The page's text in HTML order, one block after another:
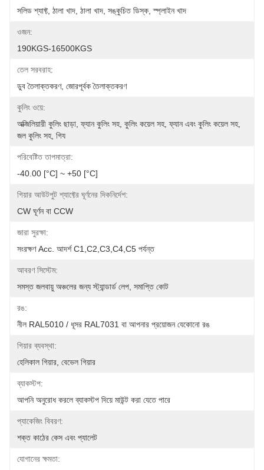
সলিড শ্যাফ্ট, ঠালা খাদ, ঠালা খাদ, সঙ্কুচিত ডিস্ক, স্প্লাইন খাদ
ওজন:
190KGS-16500KGS
তেল সরবরাহ:
ডুব তৈলাক্তকরণ, জোরপূর্বক তৈলাক্তকরণ
কুলিং ওয়ে:
অক্জিলিয়ারী কুলিং ছাড়া, ফ্যান কুলিং সহ, কুলিং কয়েল সহ, ফ্যান এবং কুলিং কয়েল সহ,
জল কুলিং সহ, গিয
পরিবেষ্টিত তাপমাত্রা:
-40.00 [°C] ~ +50 [°C]
গিয়ার আউটপুট শ্যাফ্টের ঘূর্ণনের দিকনির্দেশ:
CW ঘূর্ণন বা CCW
জারা সুরক্ষা:
সংরক্ষণ Acc. আদর্শ C1,C2,C3,C4,C5 পর্যন্ত
আবরণ সিস্টেম:
সমস্ত জলবায়ু অঞ্চলের জন্য স্ট্যান্ডার্ড লেপ, সমাপ্তি কোট
রঙ:
নীল RAL5010 / ধূসর RAL7031 বা আপনার প্রয়োজন যেকোনো রঙ
গিয়ার ব্যবস্থা:
হেলিকাল গিয়ার, বেভেল গিয়ার
ব্যাকস্টপ:
আপনি অনুরোধ করলে ব্যাকস্টপ দিয়ে মাউন্ট করা যেতে পারে
প্যাকেজিং বিবরণ:
শক্ত কাঠের কেস এবং প্যালেট
যোগানের ক্ষমতা: